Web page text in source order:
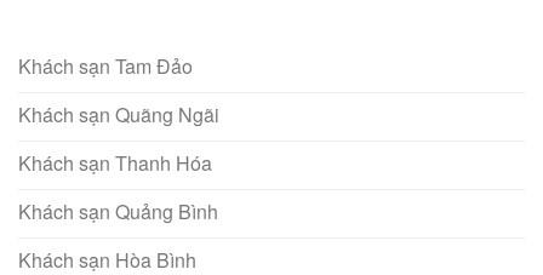
Khách sạn Tam Đảo
Khách sạn Quãng Ngãi
Khách sạn Thanh Hóa
Khách sạn Quảng Bình
Khách sạn Hòa Bình